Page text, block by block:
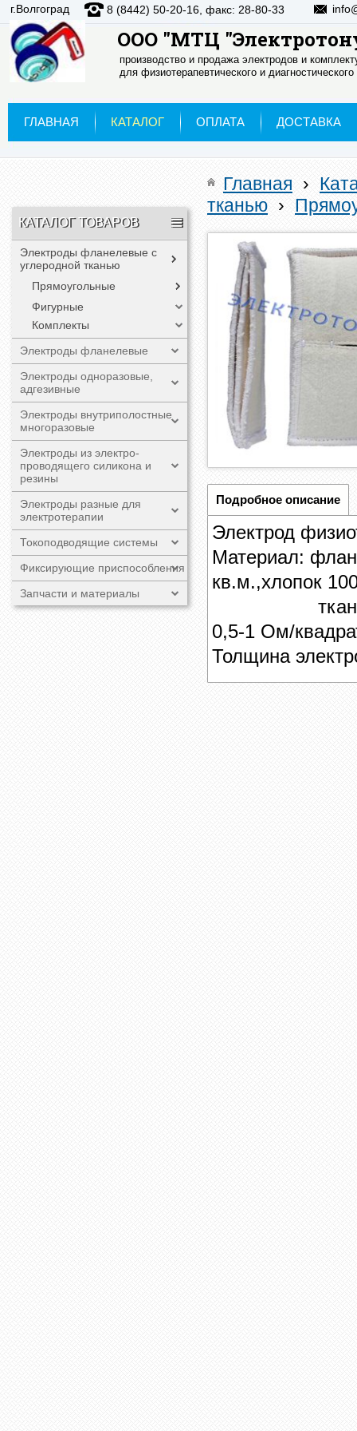
ООО "МТЦ
производство и продажа электродов и
для физиотерапевтического и
г.Волгоград 8 (8442) 50-20-16, факс: 28-80-33
ГЛАВНАЯ КАТАЛОГ ОПЛАТА ДОСТАВКА
КАТАЛОГ ТОВАРОВ
Электроды фланелевые с
углеродной тканью
Прямоугольные
Фигурные
Комплекты
Электроды фланелевые
Электроды одноразовые,
адгезивные
Электроды внутриполостные
многоразовые
Электроды из электро-
проводящего силикона и
резины
Электроды разные для
электротерапии
Токоподводящие системы
Фиксирующие приспособления
Запчасти и материалы
Главная ›
тканью ›
Подробное описание
Электрод
Материал:
кв.м.,хлопок
ткань
0,5-1 Ом/
Толщина